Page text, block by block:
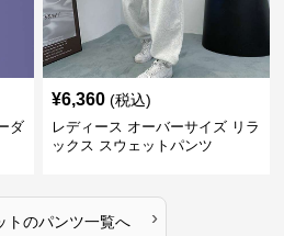
ダ
¥6,360 (税込)
レディース オーバーサイズ リラ
ックス スウェットパンツ
トのパンツ一覧へ ›